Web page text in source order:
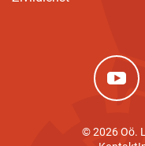
© 2026 Oö.